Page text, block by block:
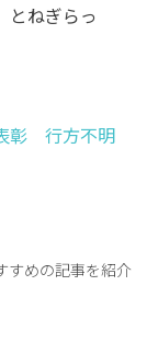
とねぎらっ
彰 行方不明
すめの記事を紹介